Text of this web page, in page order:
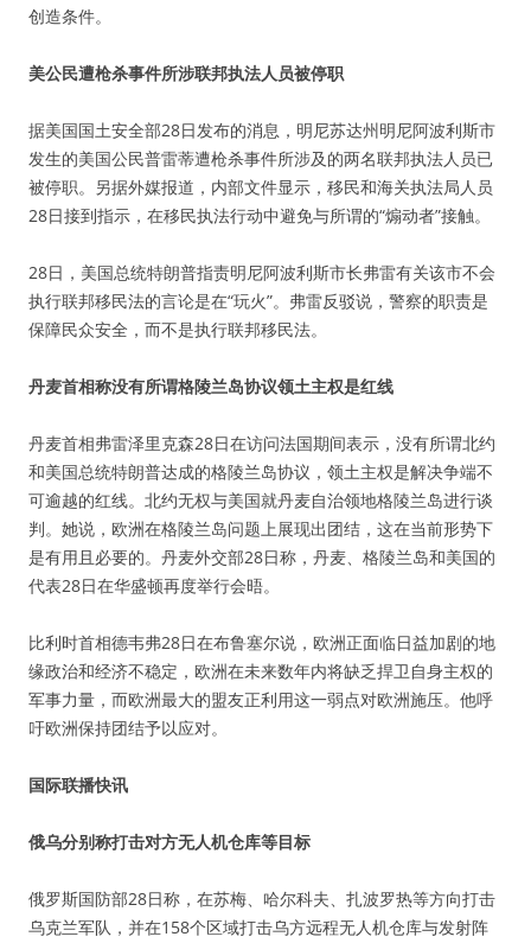
创造条件。
美公民遭枪杀事件所涉联邦执法人员被停职
据美国国土安全部28日发布的消息，明尼苏达州明尼阿波利斯市
发生的美国公民普雷蒂遭枪杀事件所涉及的两名联邦执法人员已
被停职。另据外媒报道，内部文件显示，移民和海关执法局人员
28日接到指示，在移民执法行动中避免与所谓的“煽动者”接触。
28日，美国总统特朗普指责明尼阿波利斯市长弗雷有关该市不会
执行联邦移民法的言论是在“玩火”。弗雷反驳说，警察的职责是
保障民众安全，而不是执行联邦移民法。
丹麦首相称没有所谓格陵兰岛协议领土主权是红线
丹麦首相弗雷泽里克森28日在访问法国期间表示，没有所谓北约
和美国总统特朗普达成的格陵兰岛协议，领土主权是解决争端不
可逾越的红线。北约无权与美国就丹麦自治领地格陵兰岛进行谈
判。她说，欧洲在格陵兰岛问题上展现出团结，这在当前形势下
是有用且必要的。丹麦外交部28日称，丹麦、格陵兰岛和美国的
代表28日在华盛顿再度举行会晤。
比利时首相德韦弗28日在布鲁塞尔说，欧洲正面临日益加剧的地
缘政治和经济不稳定，欧洲在未来数年内将缺乏捍卫自身主权的
军事力量，而欧洲最大的盟友正利用这一弱点对欧洲施压。他呼
吁欧洲保持团结予以应对。
国际联播快讯
俄乌分别称打击对方无人机仓库等目标
俄罗斯国防部28日称，在苏梅、哈尔科夫、扎波罗热等方向打击
乌克兰军队，并在158个区域打击乌方远程无人机仓库与发射阵